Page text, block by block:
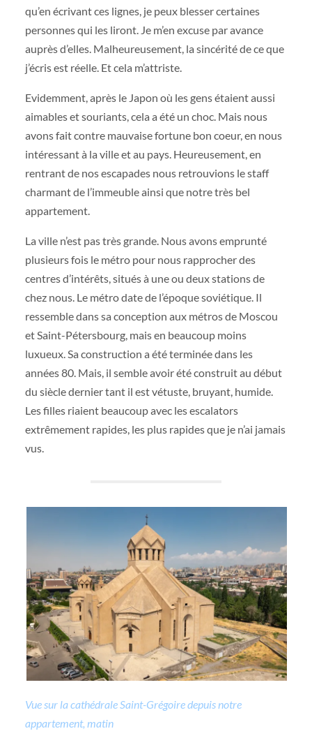
qu’en écrivant ces lignes, je peux blesser certaines
personnes qui les liront. Je m’en excuse par avance
auprès d’elles. Malheureusement, la sincérité de ce que
j’écris est réelle. Et cela m’attriste.
Evidemment, après le Japon où les gens étaient aussi
aimables et souriants, cela a été un choc. Mais nous
avons fait contre mauvaise fortune bon coeur, en nous
intéressant à la ville et au pays. Heureusement, en
rentrant de nos escapades nous retrouvions le staff
charmant de l’immeuble ainsi que notre très bel
appartement.
La ville n’est pas très grande. Nous avons emprunté
plusieurs fois le métro pour nous rapprocher des
centres d’intérêts, situés à une ou deux stations de
chez nous. Le métro date de l’époque soviétique. Il
ressemble dans sa conception aux métros de Moscou
et Saint-Pétersbourg, mais en beaucoup moins
luxueux. Sa construction a été terminée dans les
années 80. Mais, il semble avoir été construit au début
du siècle dernier tant il est vétuste, bruyant, humide.
Les filles riaient beaucoup avec les escalators
extrêmement rapides, les plus rapides que je n’ai jamais
vus.
Vue sur la cathédrale Saint-Grégoire depuis notre
appartement, matin